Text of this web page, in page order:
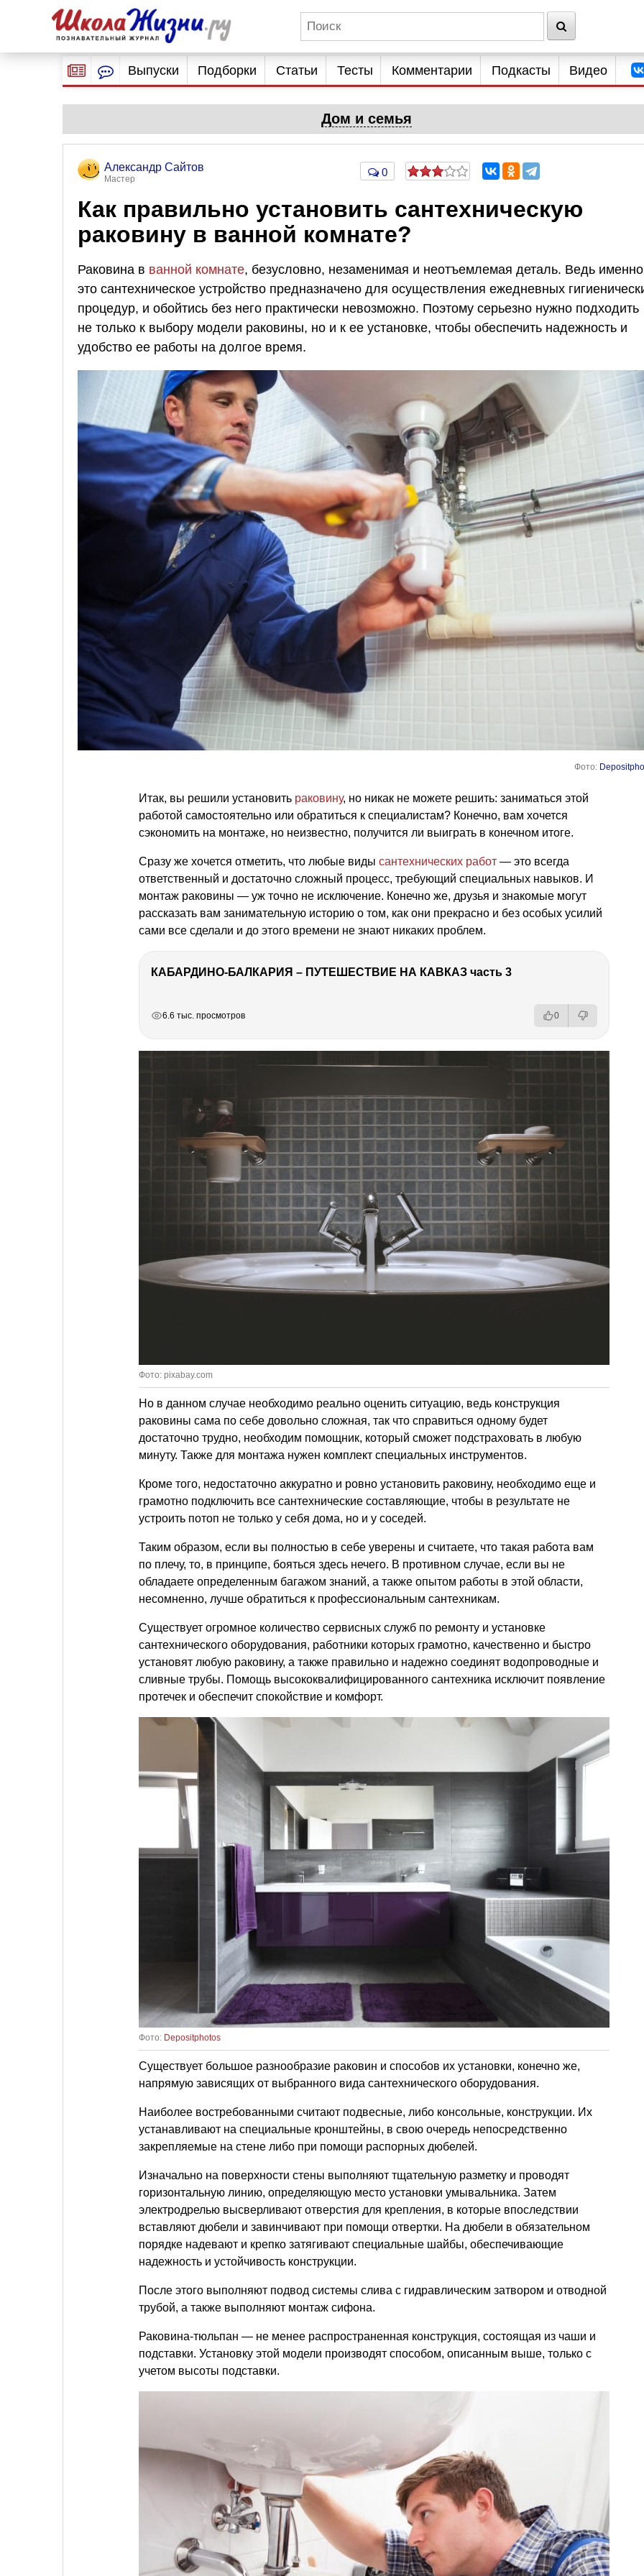
Выпуски Подборки Статьи Тесты Комментарии Подкасты Видео
Дом и семья
Александр Сайтов
Мастер
0
Как правильно установить сантехническую
раковину в ванной комнате?
Раковина в ванной комнате, безусловно, незаменимая и неотъемлемая деталь. Ведь именно
это сантехническое устройство предназначено для осуществления ежедневных
процедур, и обойтись без него практически невозможно. Поэтому серьезно нужно подходить
не только к выбору модели раковины, но и к ее установке, чтобы обеспечить надежность и
удобство ее работы на долгое время.
Фото:
Итак, вы решили установить раковину, но никак не можете решить: заниматься этой
работой самостоятельно или обратиться к специалистам? Конечно, вам хочется
сэкономить на монтаже, но неизвестно, получится ли выиграть в конечном итоге.
Сразу же хочется отметить, что любые виды сантехнических работ — это всегда
ответственный и достаточно сложный процесс, требующий специальных навыков. И
монтаж раковины — уж точно не исключение. Конечно же, друзья и знакомые могут
рассказать вам занимательную историю о том, как они прекрасно и без особых усилий
сами все сделали и до этого времени не знают никаких проблем.
КАБАРДИНО-БАЛКАРИЯ – ПУТЕШЕСТВИЕ НА КАВКАЗ часть 3
6.6 тыс. просмотров 0
Фото: pixabay.com
Но в данном случае необходимо реально оценить ситуацию, ведь конструкция
раковины сама по себе довольно сложная, так что справиться одному будет
достаточно трудно, необходим помощник, который сможет подстраховать в любую
минуту. Также для монтажа нужен комплект специальных инструментов.
Кроме того, недостаточно аккуратно и ровно установить раковину, необходимо еще и
грамотно подключить все сантехнические составляющие, чтобы в результате не
устроить потоп не только у себя дома, но и у соседей.
Таким образом, если вы полностью в себе уверены и считаете, что такая работа вам
по плечу, то, в принципе, бояться здесь нечего. В противном случае, если вы не
обладаете определенным багажом знаний, а также опытом работы в этой области,
несомненно, лучше обратиться к профессиональным сантехникам.
Существует огромное количество сервисных служб по ремонту и установке
сантехнического оборудования, работники которых грамотно, качественно и быстро
установят любую раковину, а также правильно и надежно соединят водопроводные и
сливные трубы. Помощь высококвалифицированного сантехника исключит появление
протечек и обеспечит спокойствие и комфорт.
Фото: Depositphotos
Существует большое разнообразие раковин и способов их установки, конечно же,
напрямую зависящих от выбранного вида сантехнического оборудования.
Наиболее востребованными считают подвесные, либо консольные, конструкции. Их
устанавливают на специальные кронштейны, в свою очередь непосредственно
закрепляемые на стене либо при помощи распорных дюбелей.
Изначально на поверхности стены выполняют тщательную разметку и проводят
горизонтальную линию, определяющую место установки умывальника. Затем
электродрелью высверливают отверстия для крепления, в которые впоследствии
вставляют дюбели и завинчивают при помощи отвертки. На дюбели в обязательном
порядке надевают и крепко затягивают специальные шайбы, обеспечивающие
надежность и устойчивость конструкции.
После этого выполняют подвод системы слива с гидравлическим затвором и отводной
трубой, а также выполняют монтаж сифона.
Раковина-тюльпан — не менее распространенная конструкция, состоящая из чаши и
подставки. Установку этой модели производят способом, описанным выше, только с
учетом высоты подставки.